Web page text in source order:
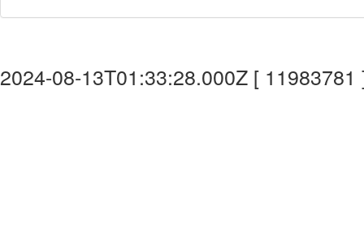
2024-08-13T01:33:28.000Z [ 11983781